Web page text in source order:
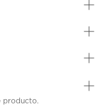
producto.